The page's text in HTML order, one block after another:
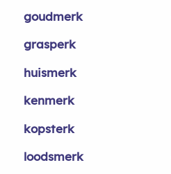
goudmerk
grasperk
huismerk
kenmerk
kopsterk
loodsmerk